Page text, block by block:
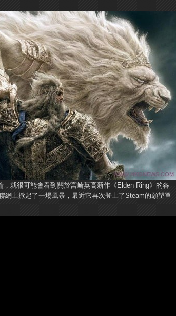
就很可能會看到關於宮崎英高新作《Elden Ring》的各
網上掀起了一場風暴，最近它再次登上了Steam的願望單